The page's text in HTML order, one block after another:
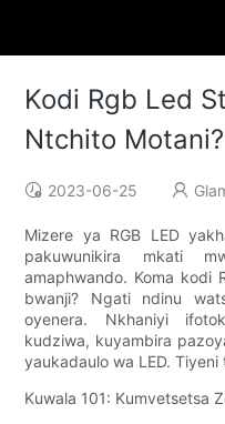
Kodi Rgb Led
Ntchito Motani?
2023-06-25
Mizere ya RGB LED
pakuwunikira mkati
amaphwando. Koma kodi
bwanji? Ngati ndinu
oyenera. Nkhaniyi
kudziwa, kuyambira
yaukadaulo wa LED.
Kuwala 101: Kumvetsetsa